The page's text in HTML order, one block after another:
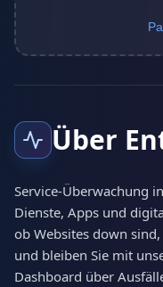
Über
Service-Überwachung
Dienste, Apps und
ob Websites down
und bleiben Sie mit
Dashboard über